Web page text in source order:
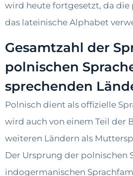
wird heute fortgesetzt, da die
das lateinische Alphabet
Gesamtzahl der
polnischen
sprechenden
Polnisch dient als offizielle
wird auch von einem Teil der
weiteren Ländern als
Der Ursprung der polnischen
indogermanischen